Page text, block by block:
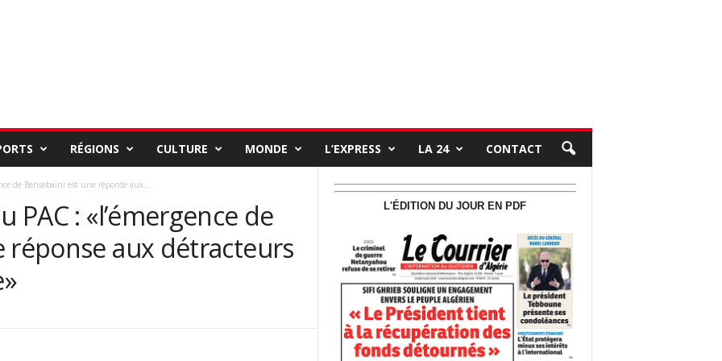
RÉGIONS CULTURE MONDE L’EXPRESS LA 24 CONTACT
de Bensebaïni est une réponse aux...
: «l’émergence de
réponse aux détracteurs
L'ÉDITION DU JOUR EN PDF